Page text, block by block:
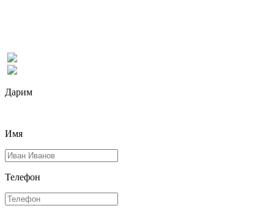
Дарим
Имя
Телефон